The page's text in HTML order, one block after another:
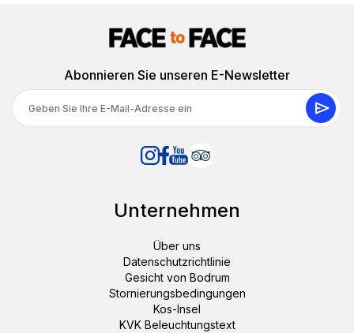
Abonnieren Sie unseren E-Newsletter
Unternehmen
Über uns
Datenschutzrichtlinie
Gesicht von Bodrum
Stornierungsbedingungen
Kos-Insel
KVK Beleuchtungstext